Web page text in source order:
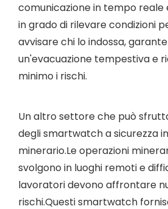
comunicazione in tempo reale
in grado di rilevare condizioni
avvisare chi lo indossa,
un'evacuazione tempestiva e
minimo i rischi.
Un altro settore che può
degli smartwatch a sicurezza
minerario.Le operazioni
svolgono in luoghi remoti e
lavoratori devono affrontare
rischi.Questi smartwatch